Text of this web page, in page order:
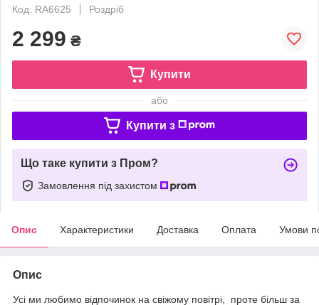
Код: RA6625
Роздріб
2 299 ₴
Купити
або
Купити з
Що таке купити з Пром?
Замовлення під захистом
Опис Характеристики Доставка Оплата Умови
Опис
Усі ми любимо відпочинок на свіжому повітрі, проте більш за